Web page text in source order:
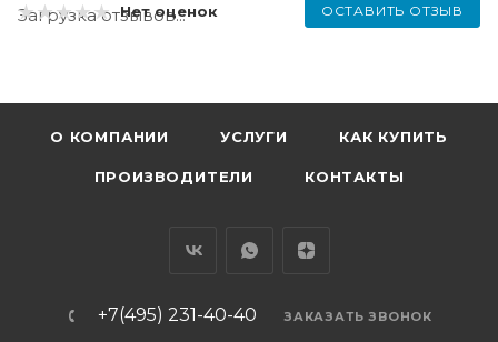
Нет оценок ОСТАВИТЬ ОТЗЫВ
Загрузка отзывов...
О КОМПАНИИ УСЛУГИ КАК КУПИТЬ
ПРОИЗВОДИТЕЛИ КОНТАКТЫ
+7(495) 231-40-40 ЗАКАЗАТЬ ЗВОНОК